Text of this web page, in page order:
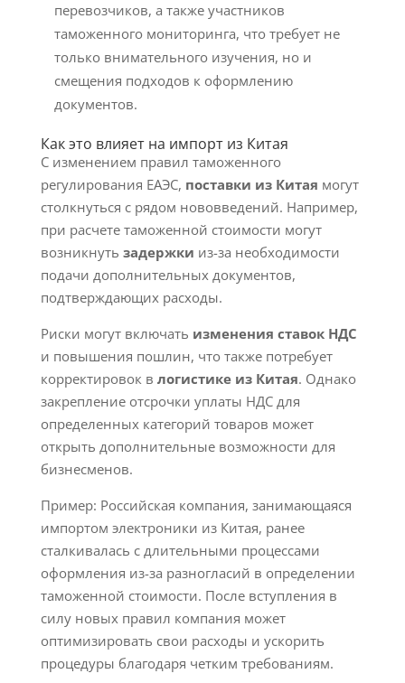
перевозчиков, а также участников
таможенного мониторинга, что требует не
только внимательного изучения, но и
смещения подходов к оформлению
документов.
Как это влияет на импорт из Китая
С изменением правил таможенного
регулирования ЕАЭС, поставки из Китая могут
столкнуться с рядом нововведений. Например,
при расчете таможенной стоимости могут
возникнуть задержки из-за необходимости
подачи дополнительных документов,
подтверждающих расходы.
Риски могут включать изменения ставок НДС
и повышения пошлин, что также потребует
корректировок в логистике из Китая. Однако
закрепление отсрочки уплаты НДС для
определенных категорий товаров может
открыть дополнительные возможности для
бизнесменов.
Пример: Российская компания, занимающаяся
импортом электроники из Китая, ранее
сталкивалась с длительными процессами
оформления из-за разногласий в определении
таможенной стоимости. После вступления в
силу новых правил компания может
оптимизировать свои расходы и ускорить
процедуры благодаря четким требованиям.